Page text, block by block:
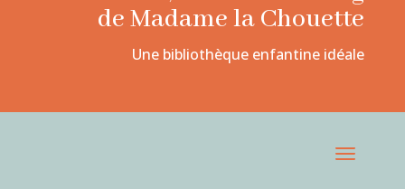
de Madame la Chouette
Une bibliothèque enfantine idéale